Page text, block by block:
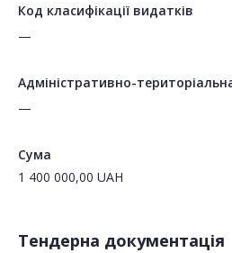
Код класифікації видатків
—
Адміністративно-
—
Сума
1 400 000,00 UAH
Тендерна документація